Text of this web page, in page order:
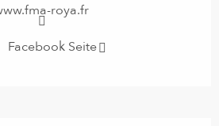
roya.fr
Facebook Seite